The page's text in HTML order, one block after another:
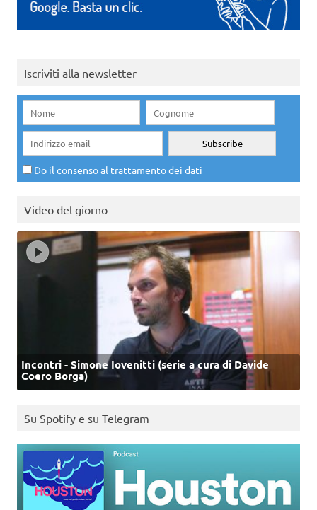
Iscriviti alla newsletter
Do il consenso al trattamento dei dati
Video del giorno
Incontri - Simone Iovenitti (serie a cura di Davide
Coero Borga)
Su Spotify e su Telegram